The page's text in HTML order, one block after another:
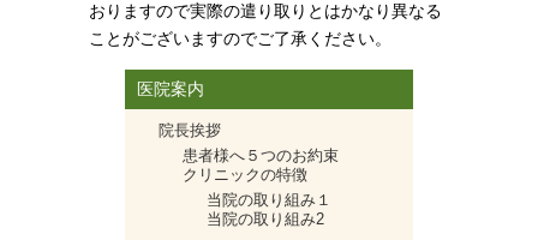
おりますので実際の遣り取りとはかなり異なる
ことがございますのでご了承ください。
医院案内
院長挨拶
患者様へ５つのお約束
クリニックの特徴
当院の取り組み１
当院の取り組み2